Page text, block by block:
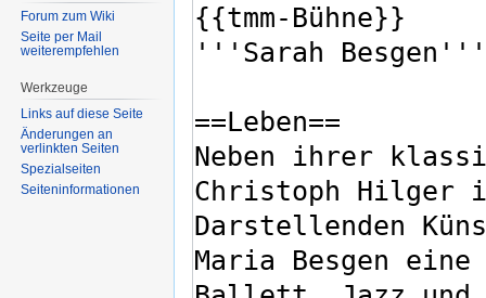
Forum zum Wiki
Seite per Mail
weiterempfehlen
Werkzeuge
Links auf diese Seite
Änderungen an
verlinkten Seiten
Spezialseiten
Seiten­informationen